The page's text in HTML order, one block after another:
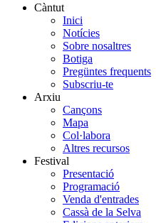
Càntut
Inici
Notícies
Sobre nosaltres
Botiga
Pregüntes frequents
Subscriu-te
Arxiu
Cançons
Mapa
Col·labora
Altres recursos
Festival
Presentació
Programació
Venda d'entrades
Cassà de la Selva